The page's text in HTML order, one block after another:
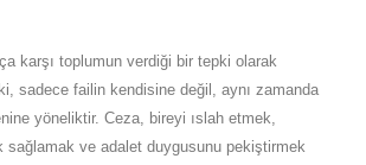
karşı toplumun verdiği bir tepki olarak
sadece failin kendisine değil, aynı zamanda
yöneliktir. Ceza, bireyi ıslah etmek,
sağlamak ve adalet duygusunu pekiştirmek